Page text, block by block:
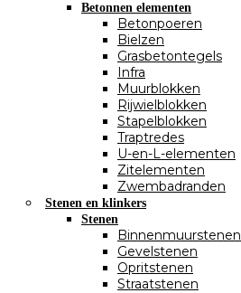
Betonnen elementen
Betonpoeren
Bielzen
Grasbetontegels
Infra
Muurblokken
Rijwielblokken
Stapelblokken
Traptredes
U-en-L-elementen
Zitelementen
Zwembadranden
Stenen en klinkers
Stenen
Binnenmuurstenen
Gevelstenen
Opritstenen
Straatstenen